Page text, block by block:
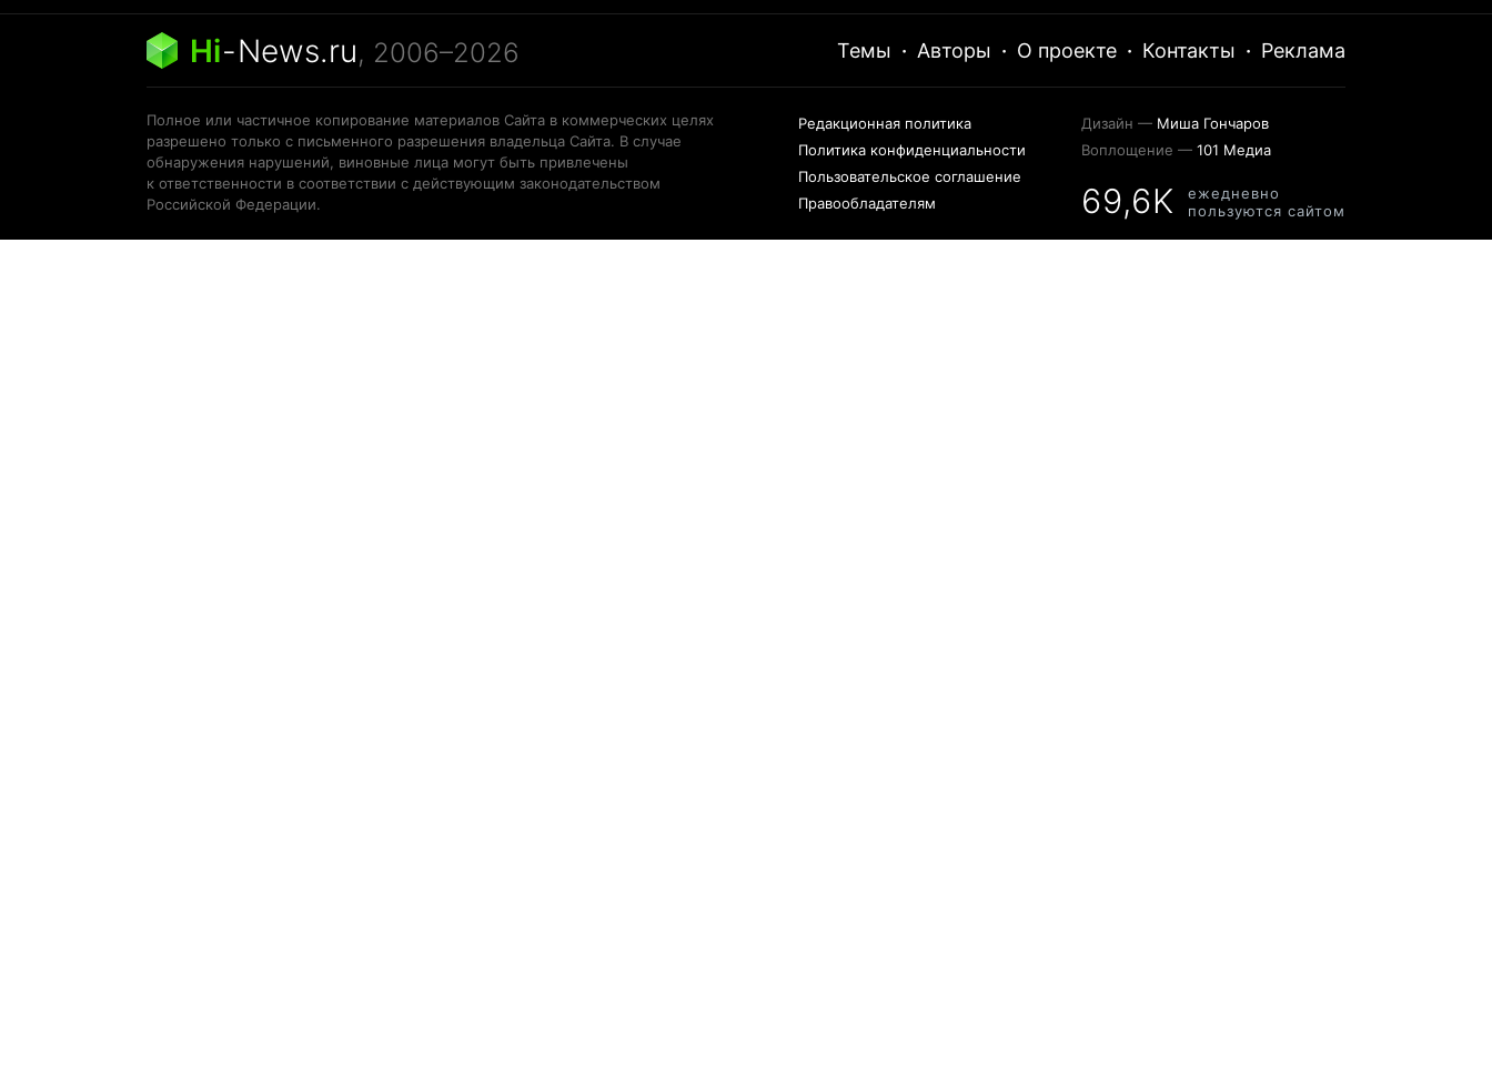
Hi-News.ru, 2006–2026 Темы · Авторы · О проекте · Контакты · Реклама
Полное или частичное копирование материалов Сайта в коммерческих целях
разрешено только с письменного разрешения владельца Сайта. В случае
обнаружения нарушений, виновные лица могут быть привлечены
к ответственности в соответствии с действующим законодательством
Российской Федерации.
Редакционная политика
Политика конфиденциальности
Пользовательское соглашение
Правообладателям
Дизайн — Миша Гончаров
Воплощение — 101 Медиа
69,6K
ежедневно
пользуются сайтом